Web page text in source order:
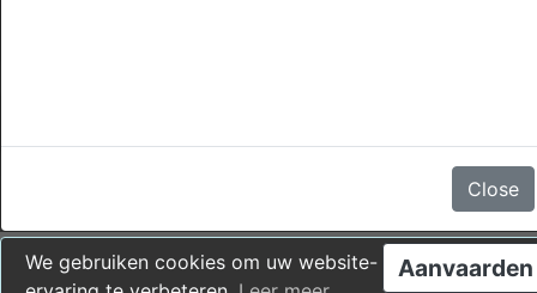
Close
Aanvaarden
We gebruiken cookies om uw website-